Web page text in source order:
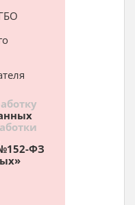
ФЗ